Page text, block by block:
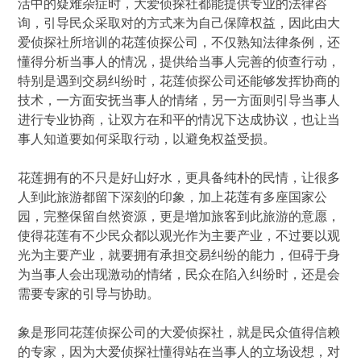
活中的疑难杂症时，大爱侦探社都能提供专业的法律咨
询，引导民众采取对的方式来为自己保障权益，因此由大
爱侦探社所培训的花莲侦探公司，不仅熟知法律条例，还
懂得分析当事人的情况，提供给当事人完善的侦查行动，
特别是遇到交易纠纷时，花莲侦探公司还能够发挥协商的
技术，一方面安抚当事人的情绪，另一方面则引导当事人
进行专业协商，让双方在和平的情况下达成协议，也让当
事人知道要如何采取行动，以避免权益受损。
花莲拥有的不只是好山好水，更具备纯朴的民情，让很多
人到此旅游都留下深刻的印象，加上花莲有多座国家公
园，完整保留自然资源，更是增加旅客到此旅游的意愿，
使得花莲有不少民众都以观光作为主要产业，不过要以观
光为主要产业，就要拥有承担交易纠纷的能力，但碍于身
为当事人会出现激动的情绪，民众在陷入纠纷时，还是会
需要专家的引导与协助。
象是形同花莲侦探公司的大爱侦探社，就是民众值得信赖
的专家，因为大爱侦探社懂得站在当事人的立场设想，对